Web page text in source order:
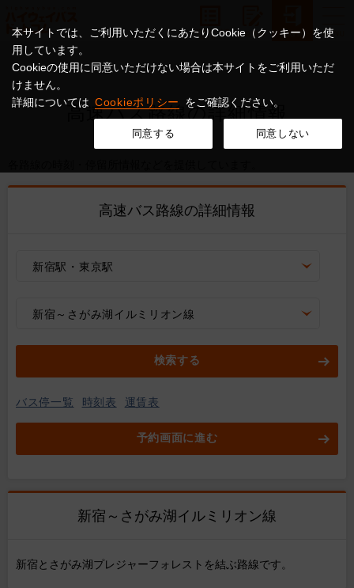
本サイトでは、ご利用いただくにあたりCookie（クッキー）を使
用しています。
Cookieの使用に同意いただけない場合は本サイトをご利用いただ
けません。
詳細については Cookieポリシー をご確認ください。
同意する 同意しない
高速バス路線の詳細情報
高速バス路線の詳細情報
新宿駅・東京駅
新宿～さがみ湖イルミリオン線
検索する
バス停一覧 時刻表 運賃表
予約画面に進む
新宿～さがみ湖イルミリオン線
新宿とさがみ湖プレジャーフォレストを結ぶ路線です。